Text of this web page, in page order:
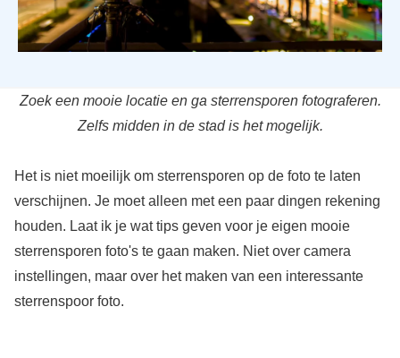
Zoek een mooie locatie en ga sterrensporen fotograferen.
Zelfs midden in de stad is het mogelijk.
Het is niet moeilijk om sterrensporen op de foto te laten
verschijnen. Je moet alleen met een paar dingen rekening
houden. Laat ik je wat tips geven voor je eigen mooie
sterrensporen foto's te gaan maken. Niet over camera
instellingen, maar over het maken van een interessante
sterrenspoor foto.